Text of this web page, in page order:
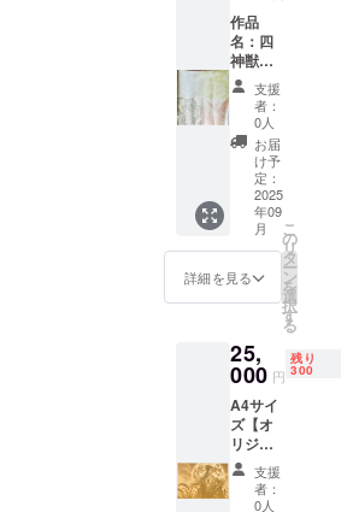
当 2名
・全員
にポス
トカー
ドプレ
ゼント
※交通費
は別途
ご負担
下さい
※詳細は
メール
にてご
連絡さ
作品
名：四
神獣
594mm
×594m
m 印刷
紙 カ
ラー 限
定４
枚！ ※
額縁は
付いて
いませ
ん ※印
刷のた
め多少
がある
場合が
ありま
す
支援
者：
0人
お届
け予
定：
2025
年09
月
詳細を見る
こ
の
リ
タ
ー
ン
を
選
択
す
る
25,
000 円
残り
300
A4サイ
ズ【オ
リジナ
ルデザ
イン
レー
支援
者：
0人